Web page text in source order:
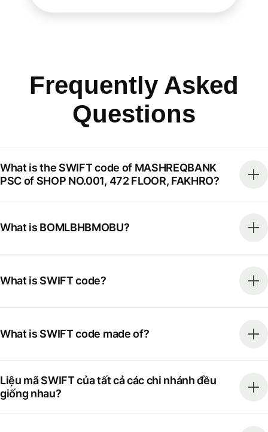
Frequently Asked
Questions
What is the SWIFT code of MASHREQBANK
PSC of SHOP NO.001, 472 FLOOR, FAKHRO?
What is BOMLBHBMOBU?
What is SWIFT code?
What is SWIFT code made of?
Liệu mã SWIFT của tất cả các chi nhánh đều
giống nhau?